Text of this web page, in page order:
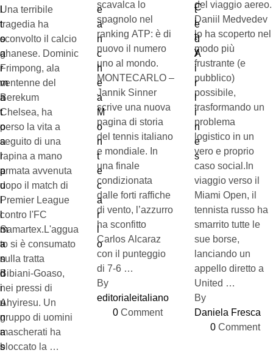
Una terribile
tragedia ha
sconvolto il calcio
ghanese. Dominic
Frimpong, ala
ventenne del
Berekum
Chelsea, ha
perso la vita a
seguito di una
rapina a mano
armata avvenuta
dopo il match di
Premier League
contro l'FC
Samartex.L'aggua
to si è consumato
sulla tratta
Bibiani-Goaso,
nei pressi di
Ahyiresu. Un
gruppo di uomini
mascherati ha
bloccato la …
scavalca lo
spagnolo nel
ranking ATP: è di
nuovo il numero
uno al mondo.
MONTECARLO –
Jannik Sinner
scrive una nuova
pagina di storia
del tennis italiano
e mondiale. In
una finale
condizionata
dalle forti raffiche
di vento, l’azzurro
ha sconfitto
Carlos Alcaraz
con il punteggio
di 7-6 …
By
editorialeitaliano
0 Comment
del viaggio aereo.
Daniil Medvedev
lo ha scoperto nel
modo più
frustrante (e
pubblico)
possibile,
trasformando un
problema
logistico in un
vero e proprio
caso social.In
viaggio verso il
Miami Open, il
tennista russo ha
smarrito tutte le
sue borse,
lanciando un
appello diretto a
United …
By
Daniela Fresca
0 Comment